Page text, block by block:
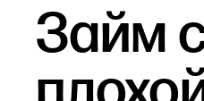
(техпаспорта)
автомобиль.
Заем
Займ